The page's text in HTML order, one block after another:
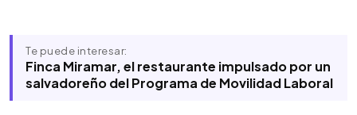
Te puede interesar:
Finca Miramar, el restaurante impulsado por un
salvadoreño del Programa de Movilidad Laboral